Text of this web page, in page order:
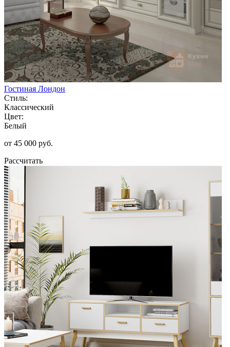
Гостиная Лондон
Стиль:
Классический
Цвет:
Белый
от 45 000 руб.
Рассчитать